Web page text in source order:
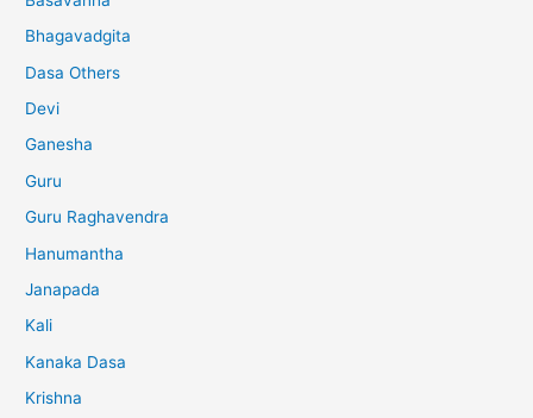
Bhagavadgita
Dasa Others
Devi
Ganesha
Guru
Guru Raghavendra
Hanumantha
Janapada
Kali
Kanaka Dasa
Krishna